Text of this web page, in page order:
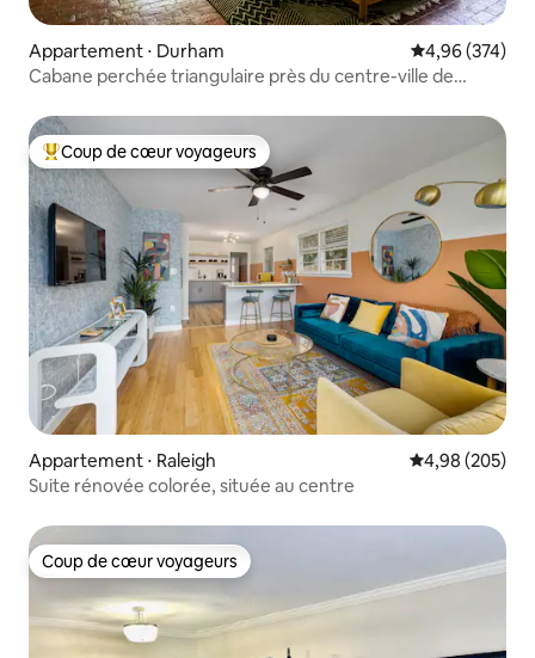
Appartement ⋅ Durham Évaluation
4,96 (374)
Cabane perchée triangulaire près du centre-ville de
Coups de cœur voyageurs les plus appréciés
Coup de cœur voyageurs
Appartement ⋅ Raleigh Évaluation
4,98 (205)
Suite rénovée colorée, située au centre
Coup de cœur voyageurs
Coup de cœur voyageurs